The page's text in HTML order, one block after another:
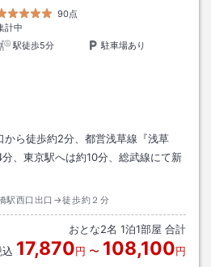
90点
計中
駅徒歩5分
駐車場あり
から徒歩約2分、都営浅草線『浅草
、東京駅へは約10分、総武線にて新
駅西口出口→徒歩約２分
おとな2名 1泊1部屋 合計
17,870円 〜 108,100円